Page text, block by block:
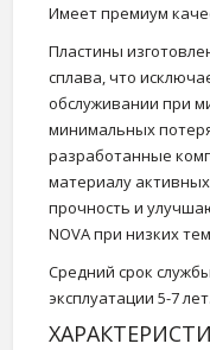
Имеет премиум
Пластины
сплава, что
обслуживании при
минимальных
разработанные
материалу
прочность и
NOVA при низких
Средний срок
эксплуатации 5-7 лет.